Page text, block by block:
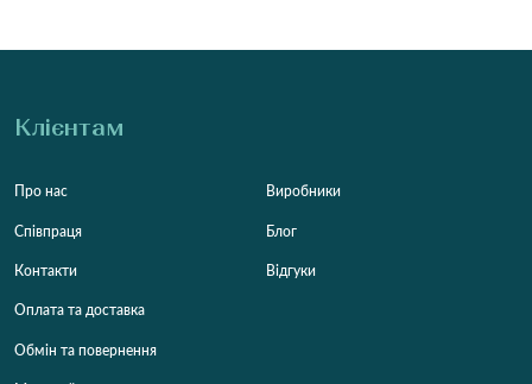
Клієнтам
Про нас
Співпраця
Контакти
Оплата та доставка
Обмін та повернення
Виробники
Блог
Відгуки